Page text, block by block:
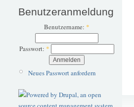
Benutzeranmeldung
Benutzername: *
Passwort: *
Neues Passwort anfordern